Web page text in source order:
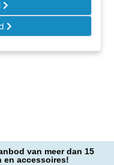
van meer dan 15
en accessoires!